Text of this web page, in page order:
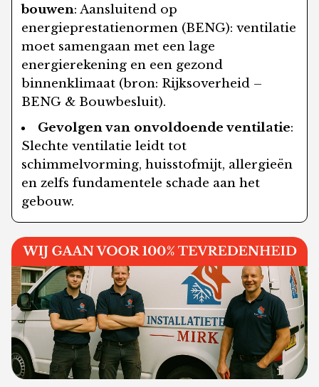
bouwen: Aansluitend op
energieprestatienormen (BENG): ventilatie
moet samengaan met een lage
energierekening en een gezond
binnenklimaat (bron: Rijksoverheid –
BENG & Bouwbesluit).
Gevolgen van onvoldoende ventilatie:
Slechte ventilatie leidt tot
schimmelvorming, huisstofmijt, allergieën
en zelfs fundamentele schade aan het
gebouw.